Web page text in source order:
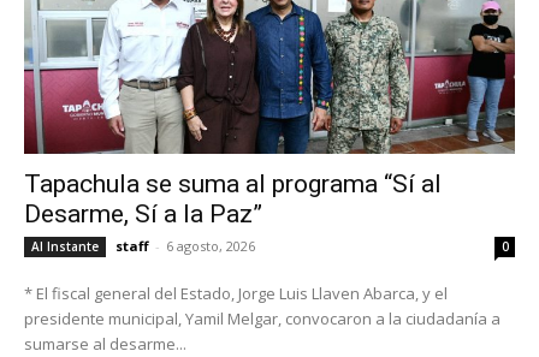
Tapachula se suma al programa “Sí al
Desarme, Sí a la Paz”
Al Instante staff - 6 agosto, 2026 0
* El fiscal general del Estado, Jorge Luis Llaven Abarca, y el
presidente municipal, Yamil Melgar, convocaron a la ciudadanía a
sumarse al desarme...